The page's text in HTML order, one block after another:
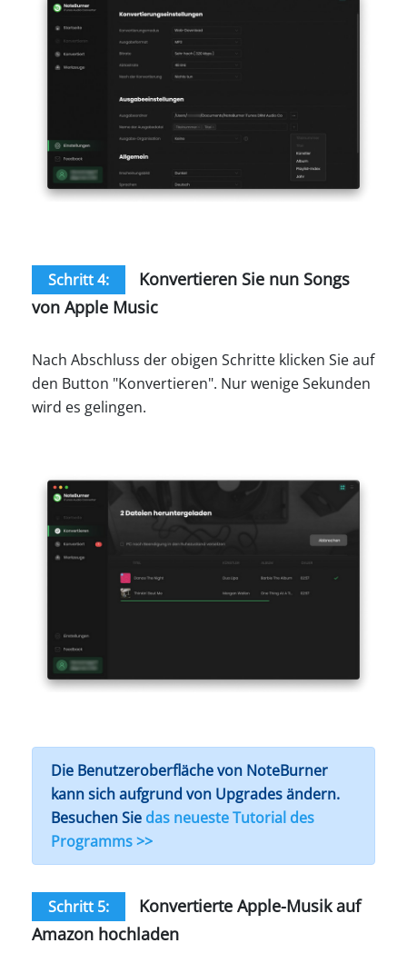
Schritt 4:
Konvertieren Sie nun Songs
von Apple Music
Nach Abschluss der obigen Schritte klicken Sie auf
den Button "Konvertieren". Nur wenige Sekunden
wird es gelingen.
Die Benutzeroberfläche von NoteBurner
kann sich aufgrund von Upgrades ändern.
Besuchen Sie das neueste Tutorial des
Programms >>
Schritt 5:
Konvertierte Apple-Musik auf
Amazon hochladen